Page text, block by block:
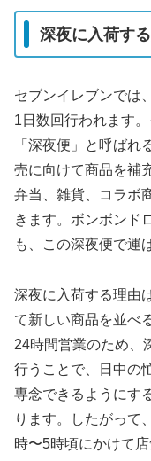
深夜に入荷す
セブンイレブンでは
1日数回行われます
「深夜便」と呼ばれ
売に向けて商品を補
弁当、雑貨、コラボ
きます。ボンボンド
も、この深夜便で運
深夜に入荷する理由
て新しい商品を並べ
24時間営業のため、
行うことで、日中の
専念できるようにす
ります。したがって
時〜5時頃にかけて